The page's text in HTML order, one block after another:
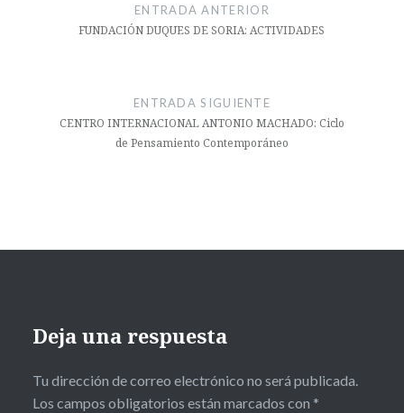
entradas
ENTRADA ANTERIOR
FUNDACIÓN DUQUES DE SORIA: ACTIVIDADES
ENTRADA SIGUIENTE
CENTRO INTERNACIONAL ANTONIO MACHADO: Ciclo
de Pensamiento Contemporáneo
Deja una respuesta
Tu dirección de correo electrónico no será publicada.
Los campos obligatorios están marcados con *